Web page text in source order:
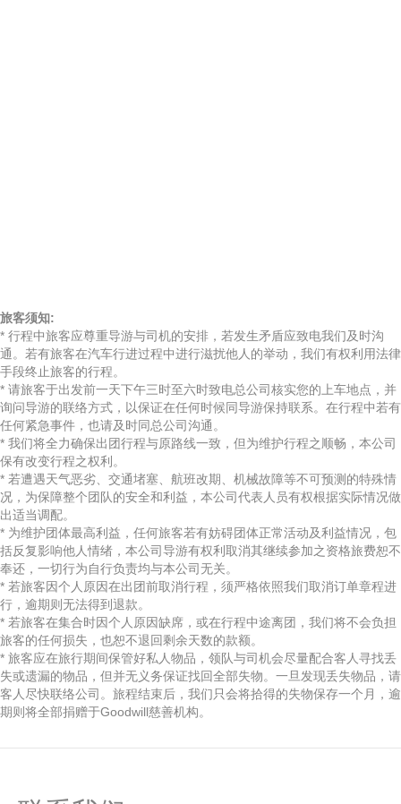
旅客须知:
* 行程中旅客应尊重导游与司机的安排，若发生矛盾应致电我们及时沟
通。若有旅客在汽车行进过程中进行滋扰他人的举动，我们有权利用法律
手段终止旅客的行程。
* 请旅客于出发前一天下午三时至六时致电总公司核实您的上车地点，并
询问导游的联络方式，以保证在任何时候同导游保持联系。在行程中若有
任何紧急事件，也请及时同总公司沟通。
* 我们将全力确保出团行程与原路线一致，但为维护行程之顺畅，本公司
保有改变行程之权利。
* 若遭遇天气恶劣、交通堵塞、航班改期、机械故障等不可预测的特殊情
况，为保障整个团队的安全和利益，本公司代表人员有权根据实际情况做
出适当调配。
* 为维护团体最高利益，任何旅客若有妨碍团体正常活动及利益情况，包
括反复影响他人情绪，本公司导游有权利取消其继续参加之资格旅费恕不
奉还，一切行为自行负责均与本公司无关。
* 若旅客因个人原因在出团前取消行程，须严格依照我们取消订单章程进
行，逾期则无法得到退款。
* 若旅客在集合时因个人原因缺席，或在行程中途离团，我们将不会负担
旅客的任何损失，也恕不退回剩余天数的款额。
* 旅客应在旅行期间保管好私人物品，领队与司机会尽量配合客人寻找丢
失或遗漏的物品，但并无义务保证找回全部失物。一旦发现丢失物品，请
客人尽快联络公司。旅程结束后，我们只会将拾得的失物保存一个月，逾
期则将全部捐赠于Goodwill慈善机构。